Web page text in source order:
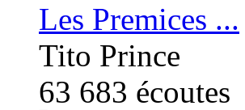
Les Premices ...
Tito Prince
63 683 écoutes